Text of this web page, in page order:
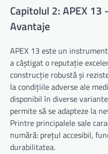
Capitolul 2: APEX
Avantaje
APEX 13 este un
a câștigat o reputație
construcție robustă și
la condițiile adverse ale
disponibil în diverse
permite să se adapteze la
Printre principalele sale
numără: prețul accesibil,
durabilitatea.